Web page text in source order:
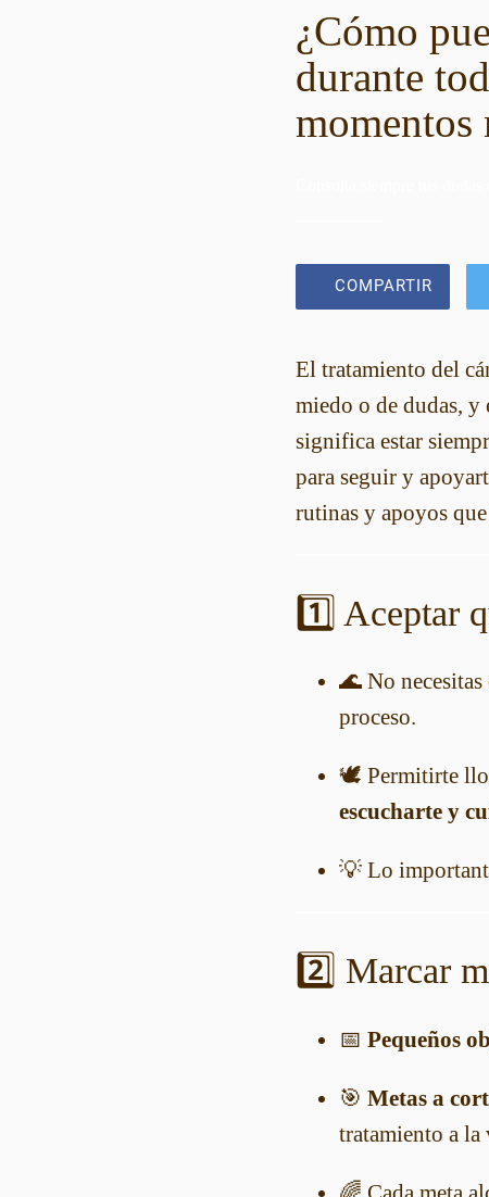
¿Cómo
durante
momentos
COMPARTIR
El tratamiento del
miedo o de dudas, y
significa estar
para seguir y
rutinas y apoyos
1️⃣ Aceptar
🌊 No
proceso.
🕊️ Permitirte
escucharte y
💡 Lo
2️⃣ Marcar
📅 Pequeños
🎯 Metas a
tratamiento a la